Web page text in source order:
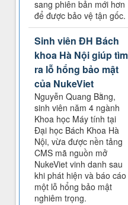
sang phiên bản mới hơn
để được bảo vệ tận gốc.
Sinh viên ĐH Bách
khoa Hà Nội giúp tìm
ra lỗ hổng bảo mật
của NukeViet
Nguyễn Quang Bằng,
sinh viên năm 4 ngành
Khoa học Máy tính tại
Đại học Bách Khoa Hà
Nội, vừa được nền tảng
CMS mã nguồn mở
NukeViet vinh danh sau
khi phát hiện và báo cáo
một lỗ hổng bảo mật
nghiêm trọng.